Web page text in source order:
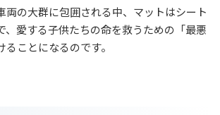
両の大群に包囲される中、マットはシート
、愛する子供たちの命を救うための「最悪
ことになるのです。